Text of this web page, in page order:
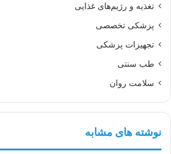
تغذیه و رژیم‌های غذایی
پزشکی تخصصی
تجهیزات پزشکی
طب سنتی
سلامت روان
نوشته های مشابه